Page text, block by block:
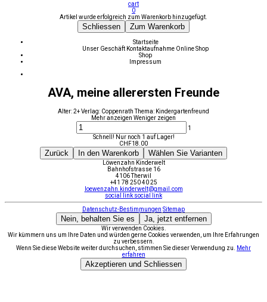
cart
0
Artikel wurde erfolgreich zum Warenkorb hinzugefügt.
Schliessen Zum Warenkorb
Startseite
Unser Geschäft Kontaktaufnahme Online Shop
Shop
Impressum
AVA, meine allerersten Freunde
Alter: 2+ Verlag: Coppenrath Thema: Kindergartenfreund
Mehr anzeigen Weniger zeigen
1
Schnell! Nur noch 1 auf Lager!
CHF18.00
Zurück In den Warenkorb Wählen Sie Varianten
Löwenzahn Kinderwelt
Bahnhofstrasse 16
4106 Therwil
+41 78 250 40 25
loewenzahn.kinderwelt@gmail.com
social link social link
Datenschutz-Bestimmungen Sitemap
Nein, behalten Sie es Ja, jetzt entfernen
Wir verwenden Cookies.
Wir kümmern uns um Ihre Daten und würden gerne Cookies verwenden, um Ihre Erfahrungen
zu verbessern.
Wenn Sie diese Website weiter durchsuchen, stimmen Sie dieser Verwendung zu.
Mehr
erfahren
Akzeptieren und Schliessen